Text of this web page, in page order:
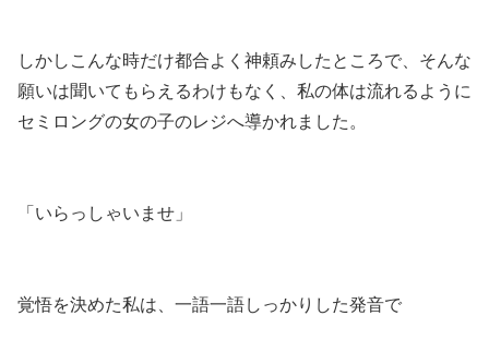
しかしこんな時だけ都合よく神頼みしたところで、そんな
願いは聞いてもらえるわけもなく、私の体は流れるように
セミロングの女の子のレジへ導かれました。
「いらっしゃいませ」
覚悟を決めた私は、一語一語しっかりした発音で